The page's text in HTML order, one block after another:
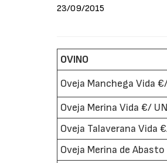
23/09/2015
OVINO
Oveja Manchega Vida
Oveja Merina Vida €/
Oveja Talaverana Vida
Oveja Merina de